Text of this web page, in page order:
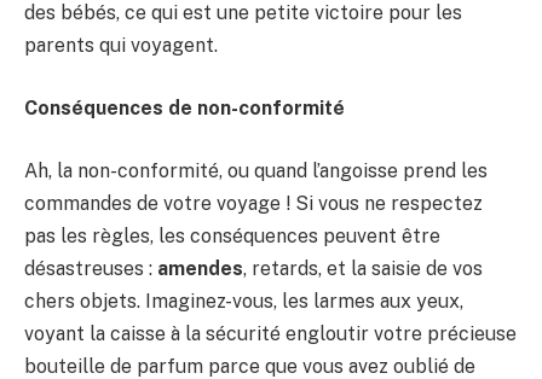
des bébés, ce qui est une petite victoire pour les
parents qui voyagent.
Conséquences de non-conformité
Ah, la non-conformité, ou quand l’angoisse prend les
commandes de votre voyage ! Si vous ne respectez
pas les règles, les conséquences peuvent être
désastreuses : amendes, retards, et la saisie de vos
chers objets. Imaginez-vous, les larmes aux yeux,
voyant la caisse à la sécurité engloutir votre précieuse
bouteille de parfum parce que vous avez oublié de